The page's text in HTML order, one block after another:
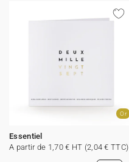
Or
Essentiel
A partir de 1,70 € HT (2,04 € TTC)